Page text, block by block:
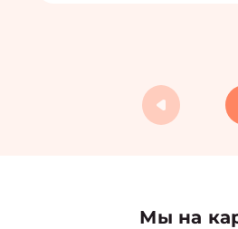
Мы на